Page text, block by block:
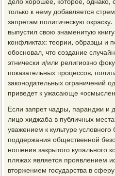
только к нему добавляется
запретам политическую
выпустил свою знаменитую
конфликтах: теории, образцы и
обосновал, что создание
этнически и/или религиозно
показательных процессов,
законодательных ограничений
приведет к ужасающе
Если запрет чадры, паранджи и
лицо хиджаба в публичных
уважением к культуре
поддержания общественной
ношения закрытого купального
пляжах является проявлением
вторжением государства в